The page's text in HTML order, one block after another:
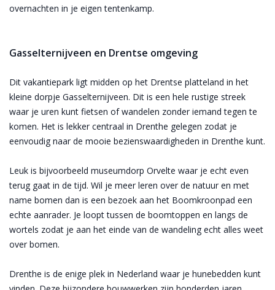
overnachten in je eigen tentenkamp.
Gasselternijveen en Drentse omgeving
Dit vakantiepark ligt midden op het Drentse platteland in het
kleine dorpje Gasselternijveen. Dit is een hele rustige streek
waar je uren kunt fietsen of wandelen zonder iemand tegen te
komen. Het is lekker centraal in Drenthe gelegen zodat je
eenvoudig naar de mooie bezienswaardigheden in Drenthe kunt.
Leuk is bijvoorbeeld museumdorp Orvelte waar je echt even
terug gaat in de tijd. Wil je meer leren over de natuur en met
name bomen dan is een bezoek aan het Boomkroonpad een
echte aanrader. Je loopt tussen de boomtoppen en langs de
wortels zodat je aan het einde van de wandeling echt alles weet
over bomen.
Drenthe is de enige plek in Nederland waar je hunebedden kunt